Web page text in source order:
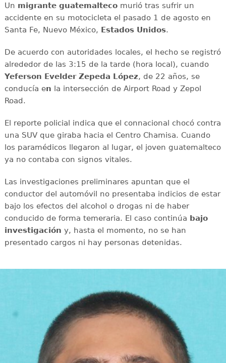
Un migrante guatemaltecomurió tras sufrir un
accidente en su motocicleta el pasado 1 de agosto en
Santa Fe, Nuevo México, Estados Unidos.
De acuerdo con autoridades locales, el hecho se registró
alrededor de las 3:15 de la tarde (hora local), cuando
Yeferson Evelder Zepeda López, de 22 años, se
conducía en la intersección de Airport Road y Zepol
Road.
El reporte policial indica que el connacional chocó contra
una SUV que giraba hacia el Centro Chamisa. Cuando
los paramédicos llegaron al lugar, el joven guatemalteco
ya no contaba con signos vitales.
Las investigaciones preliminares apuntan que el
conductor del automóvil no presentaba indicios de estar
bajo los efectos del alcohol o drogas ni de haber
conducido de forma temeraria. El caso continúa bajo
investigación y, hasta el momento, no se han
presentado cargos ni hay personas detenidas.